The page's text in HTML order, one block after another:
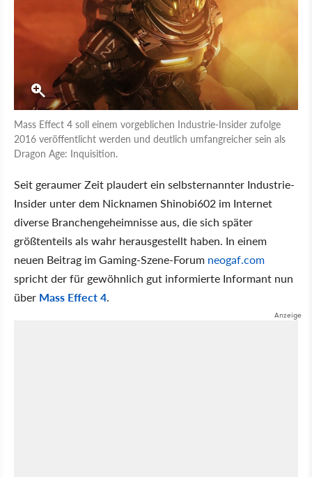
Mass Effect 4 soll einem vorgeblichen Industrie-Insider zufolge
2016 veröffentlicht werden und deutlich umfangreicher sein als
Dragon Age: Inquisition.
Seit geraumer Zeit plaudert ein selbsternannter Industrie-
Insider unter dem Nicknamen Shinobi602 im Internet
diverse Branchengeheimnisse aus, die sich später
größtenteils als wahr herausgestellt haben. In einem
neuen Beitrag im Gaming-Szene-Forum neogaf.com
spricht der für gewöhnlich gut informierte Informant nun
über Mass Effect 4.